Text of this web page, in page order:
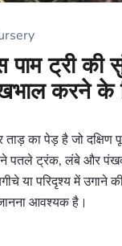
पाम ट्री
करने के
का पेड़ है जो दक्षिण
ट्रंक, लंबे और
या परिदृश्य में उगाने की
आवश्यक है।